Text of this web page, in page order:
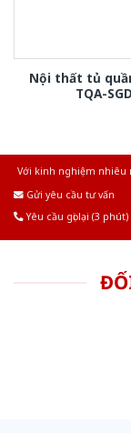
Nội thất tủ
TQA-SGD
Với kinh nghiệm nhiêu
Gửi yêu cầu tư vấn
Yêu cầu gọi lại (3 phút)